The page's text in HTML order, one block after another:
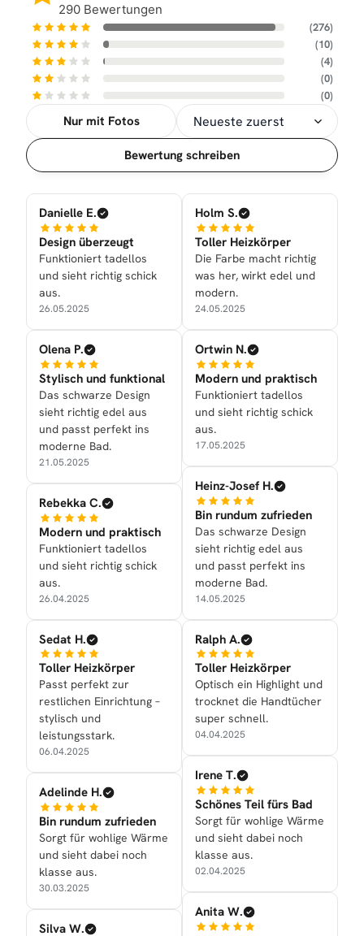
290 Bewertungen
(276)
(10)
(4)
(0)
(0)
Nur mit Fotos
Sortierung
Bewertung schreiben
Danielle E.
Design überzeugt
Funktioniert tadellos
und sieht richtig schick
aus.
26.05.2025
Olena P.
Stylisch und funktional
Das schwarze Design
sieht richtig edel aus
und passt perfekt ins
moderne Bad.
21.05.2025
Rebekka C.
Modern und praktisch
Funktioniert tadellos
und sieht richtig schick
aus.
26.04.2025
Sedat H.
Toller Heizkörper
Passt perfekt zur
restlichen Einrichtung –
stylisch und
leistungsstark.
06.04.2025
Adelinde H.
Bin rundum zufrieden
Sorgt für wohlige Wärme
und sieht dabei noch
klasse aus.
30.03.2025
Silva W.
Holm S.
Toller Heizkörper
Die Farbe macht richtig
was her, wirkt edel und
modern.
24.05.2025
Ortwin N.
Modern und praktisch
Funktioniert tadellos
und sieht richtig schick
aus.
17.05.2025
Heinz-Josef H.
Bin rundum zufrieden
Das schwarze Design
sieht richtig edel aus
und passt perfekt ins
moderne Bad.
14.05.2025
Ralph A.
Toller Heizkörper
Optisch ein Highlight und
trocknet die Handtücher
super schnell.
04.04.2025
Irene T.
Schönes Teil fürs Bad
Sorgt für wohlige Wärme
und sieht dabei noch
klasse aus.
02.04.2025
Anita W.